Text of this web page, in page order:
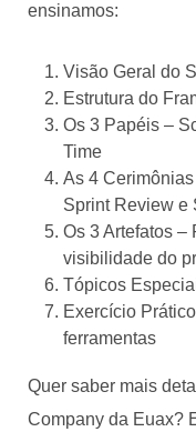
ensinamos:
Visão Geral do
Estrutura do
Os 3 Papéis –
Time
As 4
Sprint Review e
Os 3 Artefatos –
visibilidade do
Tópicos
Exercício
ferramentas
Quer saber mais
Company da Euax?